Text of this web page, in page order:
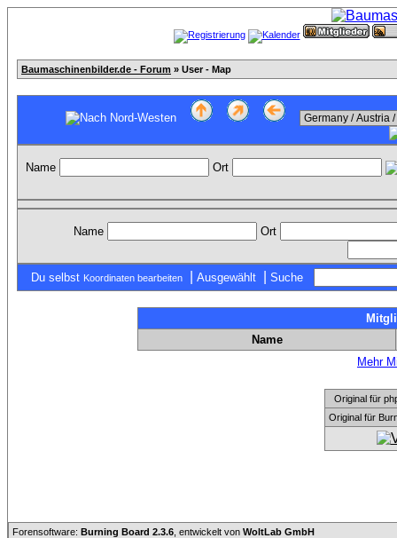
Baumaschinenbilder.de - Forum » User - Map
Name Ort
Name Ort
Du selbst Koordinaten bearbeiten Ausgewählt Suche
Name
Mehr
Original für
Original für
Forensoftware: Burning Board 2.3.6 , entwickelt von WoltLab GmbH